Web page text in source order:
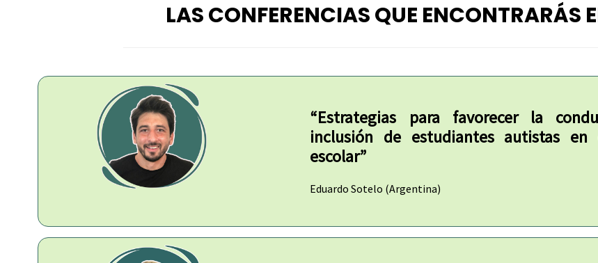
LAS CONFERENCIAS QUE ENCONTRARÁS
“Estrategias para favorecer la
inclusión de estudiantes autistas en
escolar”
Eduardo Sotelo (Argentina)